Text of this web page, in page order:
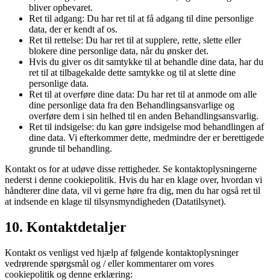
bliver opbevaret.
Ret til adgang: Du har ret til at få adgang til dine personlige
data, der er kendt af os.
Ret til rettelse: Du har ret til at supplere, rette, slette eller
blokere dine personlige data, når du ønsker det.
Hvis du giver os dit samtykke til at behandle dine data, har du
ret til at tilbagekalde dette samtykke og til at slette dine
personlige data.
Ret til at overføre dine data: Du har ret til at anmode om alle
dine personlige data fra den Behandlingsansvarlige og
overføre dem i sin helhed til en anden Behandlingsansvarlig.
Ret til indsigelse: du kan gøre indsigelse mod behandlingen af
​​dine data. Vi efterkommer dette, medmindre der er berettigede
grunde til behandling.
Kontakt os for at udøve disse rettigheder. Se kontaktoplysningerne
nederst i denne cookiepolitik. Hvis du har en klage over, hvordan vi
håndterer dine data, vil vi gerne høre fra dig, men du har også ret til
at indsende en klage til tilsynsmyndigheden (Datatilsynet).
10. Kontaktdetaljer
Kontakt os venligst ved hjælp af følgende kontaktoplysninger
vedrørende spørgsmål og / eller kommentarer om vores
cookiepolitik og denne erklæring: